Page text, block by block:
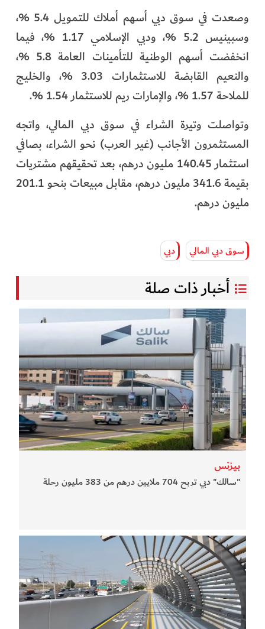
وصعدت في سوق دبي أسهم أملاك للتمويل 5.4 %،
وسبينيس 5.2 %، ودبي الإسلامي 1.17 %، فيما
انخفضت أسهم الوطنية للتأمينات العامة 5.8 %،
والنعيم القابضة للاستثمارات 3.03 %، والخليج
للملاحة 1.57 %، والإمارات ريم للاستثمار 1.54 %.
وتواصلت وتيرة الشراء في سوق دبي المالي، واتجه
المستثمرون الأجانب (غير العرب) نحو الشراء، بصافي
استثمار 140.45 مليون درهم، بعد تحقيقهم مشتريات
بقيمة 341.6 مليون درهم، مقابل مبيعات بنحو 201.1
مليون درهم.
سوق دبي المالي دبي
أخبار ذات صلة
بيزنس
"سالك" دبي تربح 704 ملايين درهم من 383 مليون رحلة